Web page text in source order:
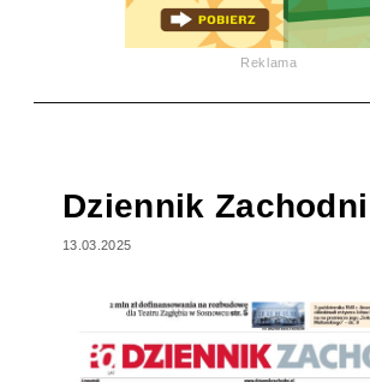
Reklama
Dziennik Zachodni
13.03.2025